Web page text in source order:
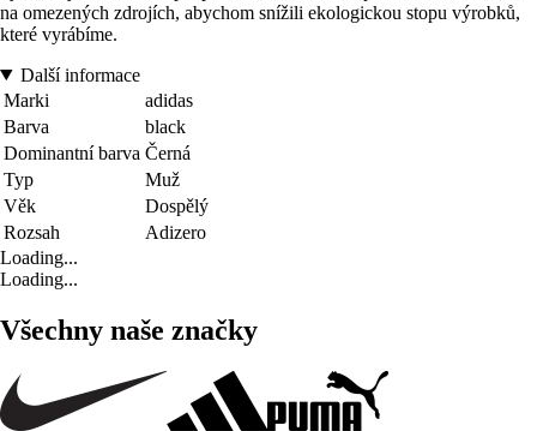
na omezených zdrojích, abychom snížili ekologickou stopu výrobků,
které vyrábíme.
Další informace
Marki
adidas
Barva
black
Dominantní barva Černá
Typ
Muž
Věk
Dospělý
Rozsah
Adizero
Loading...
Loading...
Všechny naše značky